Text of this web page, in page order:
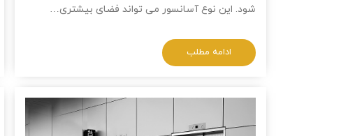
شود. این نوع آسانسور می‌ تواند فضای بیشتری…
ادامه مطلب